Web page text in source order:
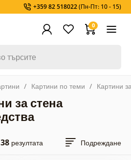
+359 82 518022(Пн-Пт: 10 - 15)
0
Картини по теми Картини
за стена
38резултата Подреждане